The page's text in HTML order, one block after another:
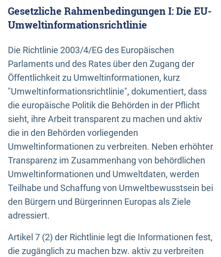
Gesetzliche Rahmenbedingungen I: Die EU-
Umweltinformationsrichtlinie
Die Richtlinie 2003/4/EG des Europäischen
Parlaments und des Rates über den Zugang der
Öffentlichkeit zu Umweltinformationen, kurz
"Umweltinformationsrichtlinie", dokumentiert, dass
die europäische Politik die Behörden in der Pflicht
sieht, ihre Arbeit transparent zu machen und aktiv
die in den Behörden vorliegenden
Umweltinformationen zu verbreiten. Neben erhöhter
Transparenz im Zusammenhang von behördlichen
Umweltinformationen und Umweltdaten, werden
Teilhabe und Schaffung von Umweltbewusstsein bei
den Bürgern und Bürgerinnen Europas als Ziele
adressiert.
Artikel 7 (2) der Richtlinie legt die Informationen fest,
die zugänglich zu machen bzw. aktiv zu verbreiten